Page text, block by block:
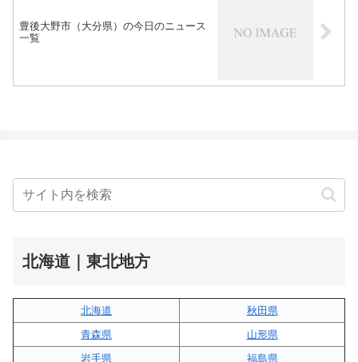
豊後大野市（大分県）の今日のニュース
一覧
北海道｜東北地方
北海道
秋田県
青森県
山形県
岩手県
福島県